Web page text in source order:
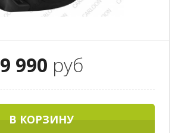
9 990 руб
В КОРЗИНУ